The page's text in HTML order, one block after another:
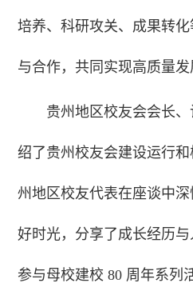
培养、科研攻关、成果转
与合作，共同实现高质量发
贵州地区校友会会长
绍了贵州校友会建设运行
州地区校友代表在座谈中
好时光，分享了成长经历
参与母校建校 80 周年系列